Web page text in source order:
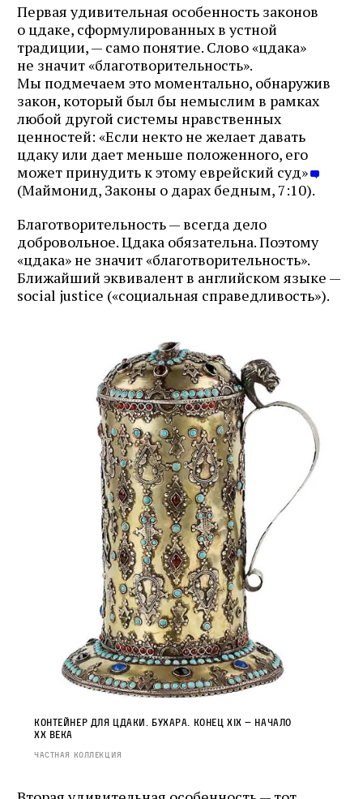
Первая удивительная особенность законов
о цдаке, сформулированных в устной
традиции, — само понятие. Слово «цдака»
не значит «благотворительность».
Мы подмечаем это моментально, обнаружив
закон, который был бы немыслим в рамках
любой другой системы нравственных
ценностей: «Если некто не желает давать
цдаку или дает меньше положенного, его
может принудить к этому еврейский суд»
(Маймонид, Законы о дарах бедным, 7:10).
Благотворительность — всегда дело
добровольное. Цдака обязательна. Поэтому
«цдака» не значит «благотворительность».
Ближайший эквивалент в английском языке —
social justice («социальная справедливость»).
Контейнер для цдаки. Бухара. Конец XIX — начало
XX века
Частная коллекция